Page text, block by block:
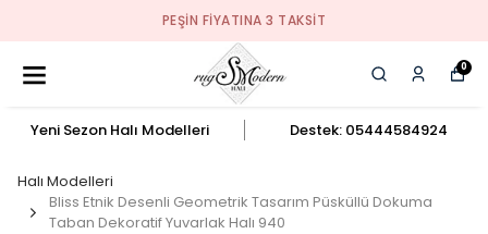
PEŞIN FIYATINA 3 TAKSIT
0
Yeni Sezon Halı Modelleri Destek: 05444584924
Halı Modelleri
Bliss Etnik Desenli Geometrik Tasarım Püsküllü Dokuma
Taban Dekoratif Yuvarlak Halı 940